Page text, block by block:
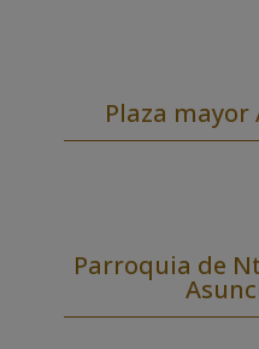
Plaza mayor
Parroquia de